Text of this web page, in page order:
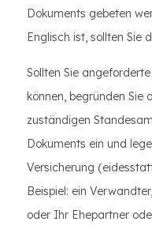
Dokuments gebeten
Englisch ist, sollten Sie
Sollten Sie
können, begründen Sie
zuständigen
Dokuments ein und
Versicherung
Beispiel: ein
oder Ihr Ehepartner